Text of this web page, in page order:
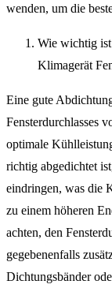
wenden, um die
Wie wichtig
Klimagerät
Eine gute
Fensterdurchlasses
optimale
richtig abgedichtet
eindringen, was die
zu einem höheren
achten, den
gegebenenfalls
Dichtungsbänder